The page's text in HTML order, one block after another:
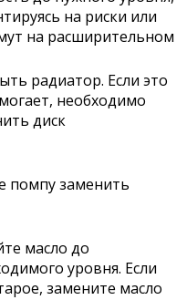
на риски или
на расширительном
радиатор. Если это
необходимо
диск
помпу заменить
масло до
уровня. Если
замените масло